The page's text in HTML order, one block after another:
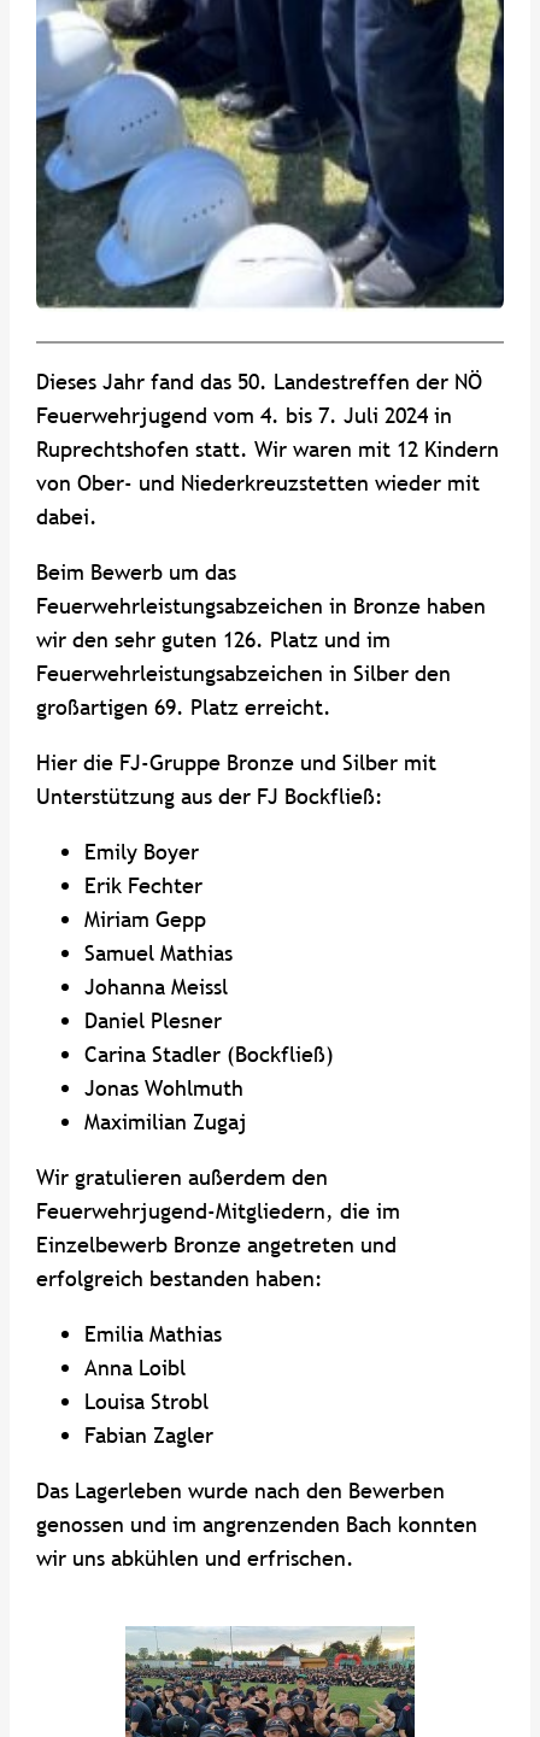
Dieses Jahr fand das 50. Landestreffen der NÖ
Feuerwehrjugend vom 4. bis 7. Juli 2024 in
Ruprechtshofen statt. Wir waren mit 12 Kindern
von Ober- und Niederkreuzstetten wieder mit
dabei.
Beim Bewerb um das
Feuerwehrleistungsabzeichen in Bronze haben
wir den sehr guten 126. Platz und im
Feuerwehrleistungsabzeichen in Silber den
großartigen 69. Platz erreicht.
Hier die FJ-Gruppe Bronze und Silber mit
Unterstützung aus der FJ Bockfließ:
Emily Boyer
Erik Fechter
Miriam Gepp
Samuel Mathias
Johanna Meissl
Daniel Plesner
Carina Stadler (Bockfließ)
Jonas Wohlmuth
Maximilian Zugaj
Wir gratulieren außerdem den
Feuerwehrjugend-Mitgliedern, die im
Einzelbewerb Bronze angetreten und
erfolgreich bestanden haben:
Emilia Mathias
Anna Loibl
Louisa Strobl
Fabian Zagler
Das Lagerleben wurde nach den Bewerben
genossen und im angrenzenden Bach konnten
wir uns abkühlen und erfrischen.